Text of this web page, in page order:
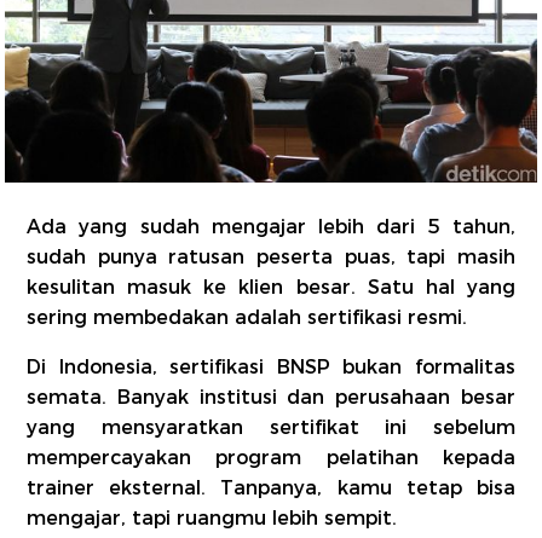
Ada yang sudah mengajar lebih dari 5 tahun,
sudah punya ratusan peserta puas, tapi masih
kesulitan masuk ke klien besar. Satu hal yang
sering membedakan adalah sertifikasi resmi.
Di Indonesia, sertifikasi BNSP bukan formalitas
semata. Banyak institusi dan perusahaan besar
yang mensyaratkan sertifikat ini sebelum
mempercayakan program pelatihan kepada
trainer eksternal. Tanpanya, kamu tetap bisa
mengajar, tapi ruangmu lebih sempit.